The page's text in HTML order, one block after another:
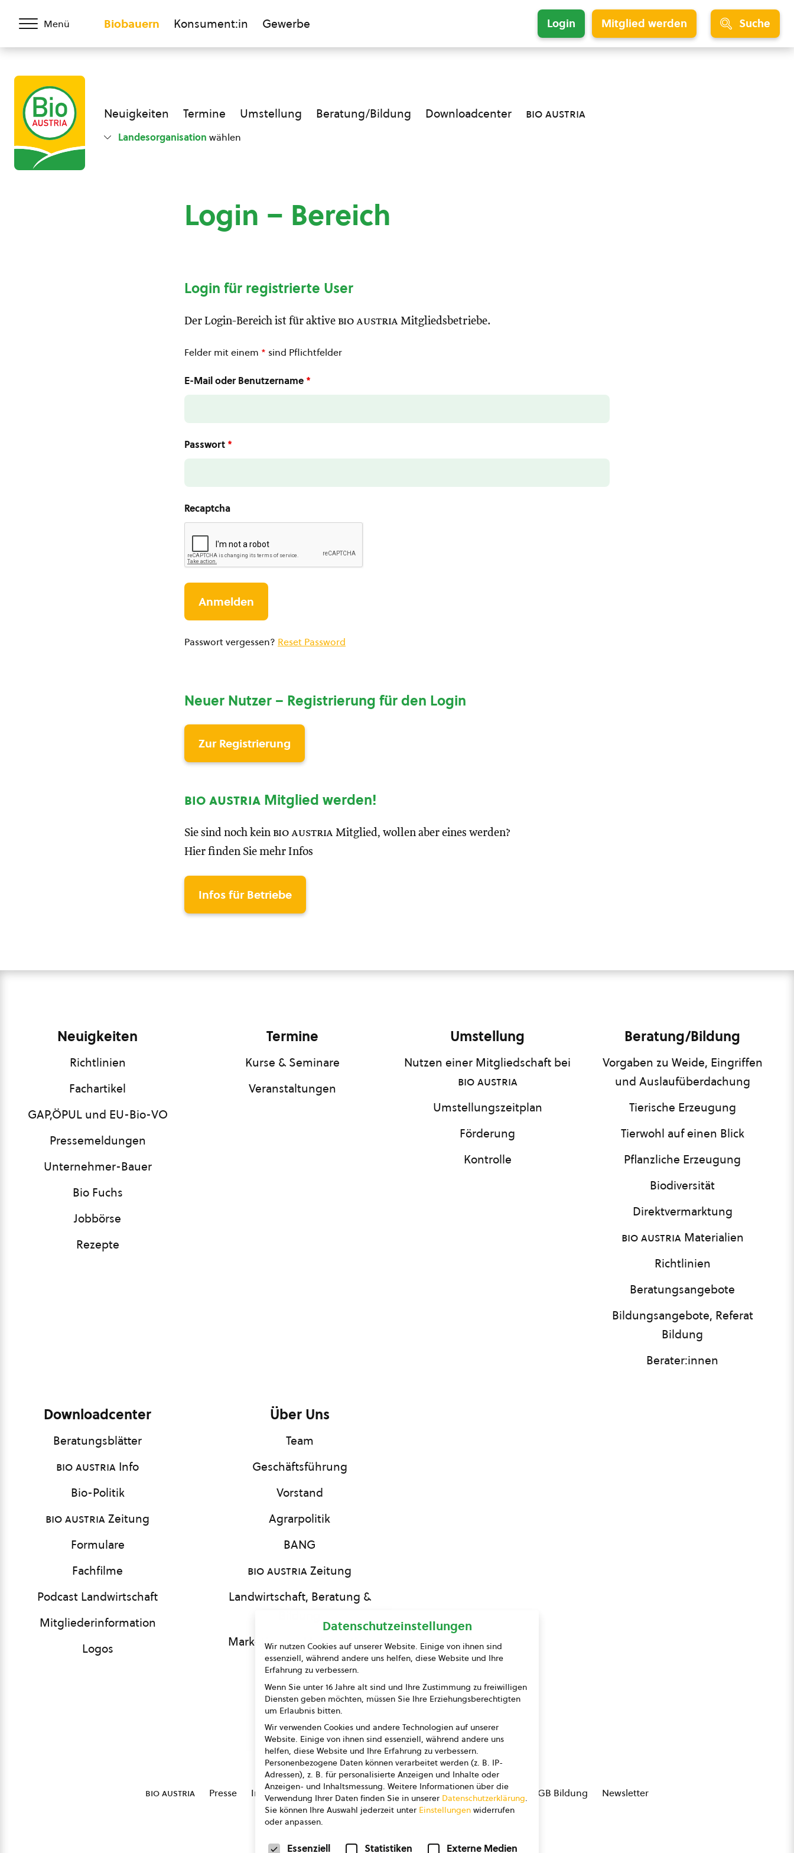
Menü Biobauern Konsument:in Gewerbe Login Mitglied werden Suche
Neuigkeiten Termine Umstellung Beratung/Bildung Downloadcenter bio austria
Landesorganisation wählen
Login – Bereich
Login für registrierte User
Der Login-Bereich ist für aktive bio austria Mitgliedsbetriebe.
Felder mit einem * sind Pflichtfelder
E-Mail oder Benutzername *
Passwort *
Recaptcha
Passwort vergessen? Reset Password
Neuer Nutzer – Registrierung für den Login
Zur Registrierung
bio austria Mitglied werden!
Sie sind noch kein bio austria Mitglied, wollen aber eines werden?
Hier finden Sie mehr Infos
Infos für Betriebe
Neuigkeiten
Richtlinien
Fachartikel
GAP,ÖPUL und EU-Bio-VO
Pressemeldungen
Unternehmer-Bauer
Bio Fuchs
Jobbörse
Rezepte
Termine
Kurse & Seminare
Veranstaltungen
Umstellung
Nutzen einer Mitgliedschaft bei
bio austria
Umstellungszeitplan
Förderung
Kontrolle
Beratung/Bildung
Vorgaben zu Weide, Eingriffen
und Auslaufüberdachung
Tierische Erzeugung
Tierwohl auf einen Blick
Pflanzliche Erzeugung
Biodiversität
Direktvermarktung
bio austriaMaterialien
Richtlinien
Beratungsangebote
Bildungsangebote, Referat
Bildung
Berater:innen
Downloadcenter
Beratungsblätter
bio austria Info
Bio-Politik
bio austriaZeitung
Formulare
Fachfilme
Podcast Landwirtschaft
Mitgliederinformation
Logos
Über Uns
Team
Geschäftsführung
Vorstand
Agrarpolitik
BANG
bio austriaZeitung
Landwirtschaft, Beratung &
Marketing und Information
Presse
Kontakt
bio austria Presse Impressum Datenschutz AGB AGB Marketing GmbH AGB Bildung Newsletter
Datenschutzeinstellungen
Wir nutzen Cookies auf unserer Website. Einige von ihnen sind
essenziell, während andere uns helfen, diese Website und Ihre
Erfahrung zu verbessern.
Wenn Sie unter 16 Jahre alt sind und Ihre Zustimmung zu freiwilligen
Diensten geben möchten, müssen Sie Ihre Erziehungsberechtigten
um Erlaubnis bitten.
Wir verwenden Cookies und andere Technologien auf unserer
Website. Einige von ihnen sind essenziell, während andere uns
helfen, diese Website und Ihre Erfahrung zu verbessern.
Personenbezogene Daten können verarbeitet werden (z. B. IP-
Adressen), z. B. für personalisierte Anzeigen und Inhalte oder
Anzeigen- und Inhaltsmessung. Weitere Informationen über die
Verwendung Ihrer Daten finden Sie in unserer Datenschutzerklärung.
Sie können Ihre Auswahl jederzeit unter Einstellungen widerrufen
oder anpassen.
Datenschutzeinstellungen
Essenziell Statistiken Externe Medien